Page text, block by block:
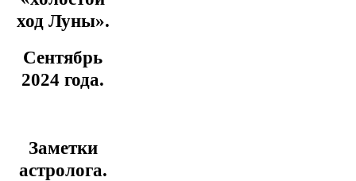
ход Луны».
Сентябрь
2024 года.
Заметки
астролога.